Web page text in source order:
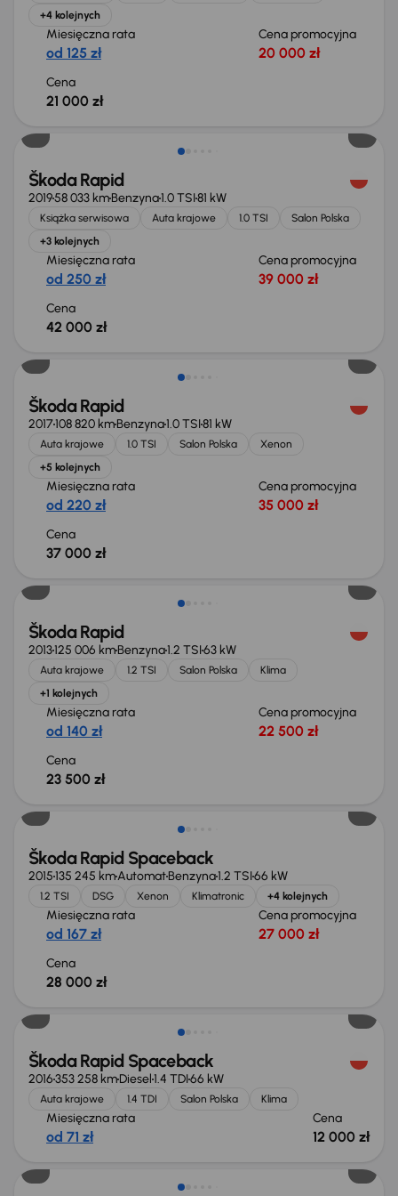
+4 kolejnych
Miesięczna rata
od 125 zł
Cena promocyjna
20 000 zł
Cena
21 000 zł
Škoda Rapid
201958 033 kmBenzyna1.0 TSI81 kW
Książka serwisowa Auta krajowe 1.0 TSI
Salon Polska
+3 kolejnych
Miesięczna rata
od 250 zł
Cena promocyjna
39 000 zł
Cena
42 000 zł
Škoda Rapid
2017108 820 kmBenzyna1.0 TSI81 kW
Auta krajowe 1.0 TSI Salon Polska
Xenon
+5 kolejnych
Miesięczna rata
od 220 zł
Cena promocyjna
35 000 zł
Cena
37 000 zł
Škoda Rapid
2013125 006 kmBenzyna1.2 TSI63 kW
Auta krajowe 1.2 TSI Salon Polska
Klima
+1 kolejnych
Miesięczna rata
od 140 zł
Cena promocyjna
22 500 zł
Cena
23 500 zł
Škoda Rapid Spaceback
2015135 245 kmAutomatBenzyna1.2 TSI66 kW
1.2 TSI DSG Xenon Klimatronic +4 kolejnych
Miesięczna rata
od 167 zł
Cena promocyjna
27 000 zł
Cena
28 000 zł
Škoda Rapid Spaceback
2016353 258 kmDiesel1.4 TDI66 kW
Auta krajowe 1.4 TDI Salon Polska Klima
Miesięczna rata
od 71 zł
Cena
12 000 zł